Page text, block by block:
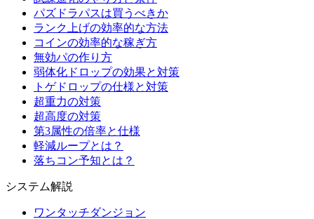
パズドラパスは買うべきか
ランク上げの効率的な方法
コインの効率的な稼ぎ方
無効パの作り方
弱体化ドロップの効果と対策
トゲドロップの仕様と対策
超重力の対策
超高度の対策
第3属性の倍率と仕様
軽減ループとは？
落ちコン予知とは？
システム解説
ワンタッチダンジョン